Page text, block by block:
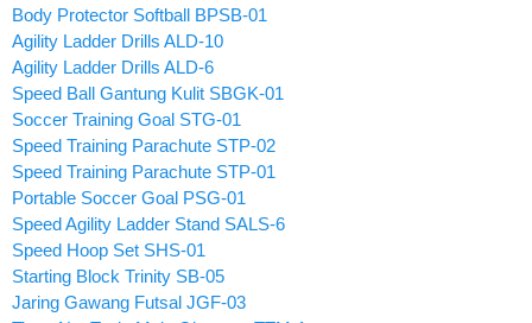
Body Protector Softball BPSB-01
Agility Ladder Drills ALD-10
Agility Ladder Drills ALD-6
Speed Ball Gantung Kulit SBGK-01
Soccer Training Goal STG-01
Speed Training Parachute STP-02
Speed Training Parachute STP-01
Portable Soccer Goal PSG-01
Speed Agility Ladder Stand SALS-6
Speed Hoop Set SHS-01
Starting Block Trinity SB-05
Jaring Gawang Futsal JGF-03